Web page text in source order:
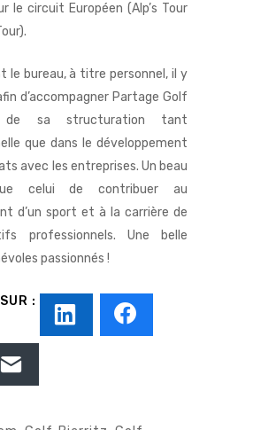
le circuit Européen (Alp’s Tour
le bureau, à titre personnel, il y
d’accompagner Partage Golf
de sa structuration tant
que dans le développement
avec les entreprises. Un beau
celui de contribuer au
d’un sport et à la carrière de
professionnels. Une belle
passionnés !